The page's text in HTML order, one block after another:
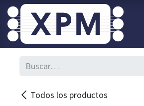
Ir al contenido
Todos los productos